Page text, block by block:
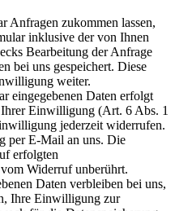
Anfragen zukommen lassen,
inklusive der von Ihnen
Bearbeitung der Anfrage
bei uns gespeichert. Diese
weiter.
eingegebenen Daten erfolgt
Einwilligung (Art. 6 Abs. 1
jederzeit widerrufen.
per E-Mail an uns. Die
erfolgten
Widerruf unberührt.
Daten verbleiben bei uns,
Ihre Einwilligung zur